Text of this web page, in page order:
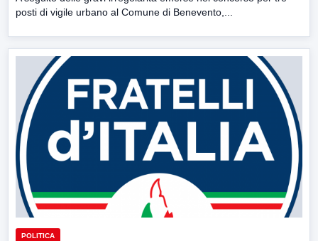
posti di vigile urbano al Comune di Benevento,...
POLITICA